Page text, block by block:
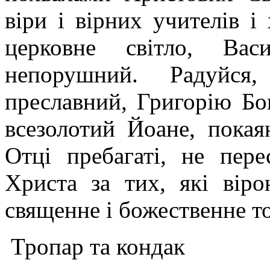
віри і вірних учителів
церковне світло,
непорушний.
преславний, Григорію
всезолотий Йоане,
Отці пребагаті, не
Христа за тих, які
священне і божественне
Тропар та кондак